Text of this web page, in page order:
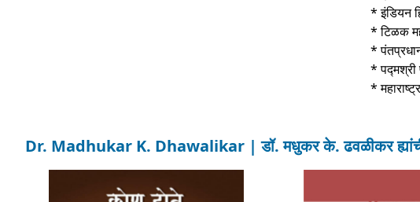
* इंडियन
* टिळक
*
* पद्मश्री
*
Dr. Madhukar K. Dhawalikar | डॉ. मधुकर के. ढवळीकर